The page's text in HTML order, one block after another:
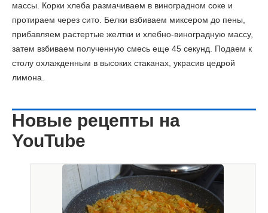
массы. Корки хлеба размачиваем в виноградном соке и
протираем через сито. Белки взбиваем миксером до пены,
прибавляем растертые желтки и хлебно-виноградную массу,
затем взбиваем полученную смесь еще 45 секунд. Подаем к
столу охлажденным в высоких стаканах, украсив цедрой
лимона.
Новые рецепты на
YouTube